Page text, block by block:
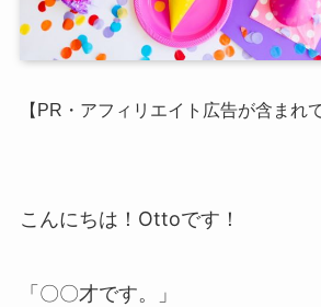
【PR・アフィリエイト広告が含まれ
こんにちは！Ottoです！
「〇〇才です。」